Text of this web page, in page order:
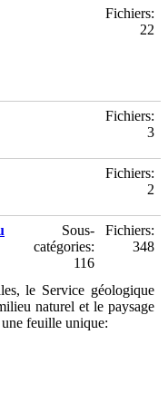
Fichiers:
22
Fichiers:
3
Fichiers:
2
Sous-
catégories:
116
Fichiers:
348
le Service géologique
naturel et le paysage
feuille unique: